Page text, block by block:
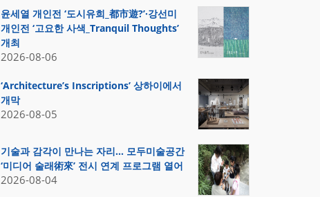
윤세열 개인전 ‘도시유희_都市遊?’·강선미
개인전 ‘고요한 사색_Tranquil Thoughts’
개최
2026-08-06
‘Architecture’s Inscriptions’ 상하이에서
개막
2026-08-05
기술과 감각이 만나는 자리… 모두미술공간
‘미디어 술래術來’ 전시 연계 프로그램 열어
2026-08-04